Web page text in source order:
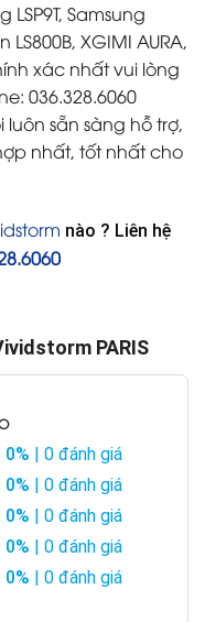
LSP9T, Samsung
LS800B, XGIMI AURA,
xác nhất vui lòng
036.328.6060
sẵn sàng hỗ trợ,
nhất, tốt nhất cho
nào ? Liên hệ
PARIS
0% | 0 đánh giá
0% | 0 đánh giá
0% | 0 đánh giá
0% | 0 đánh giá
0% | 0 đánh giá